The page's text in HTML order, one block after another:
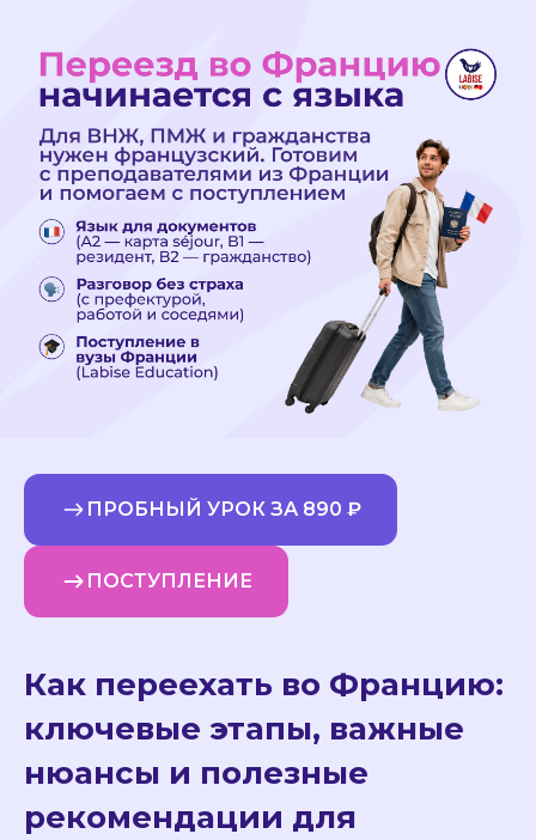
ПРОБНЫЙ УРОК ЗА 890 ₽
ПОСТУПЛЕНИЕ
Как переехать во Францию:
ключевые этапы, важные
нюансы и полезные
рекомендации для